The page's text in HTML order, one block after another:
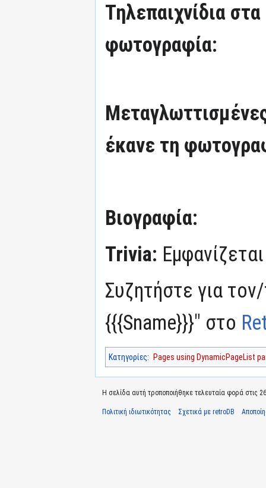
Τηλεπαιχνίδια
φωτογραφία:
έκανε τη
Βιογραφία:
Trivia:
Συζητήστε για
{{{Sname}}}" στο
Κατηγορίες: Pages using DynamicPageList
Η σελίδα αυτή τροποποιήθηκε τελευταία φορά στις
Πολιτική ιδιωτικότητας Σχετικά με retroDB